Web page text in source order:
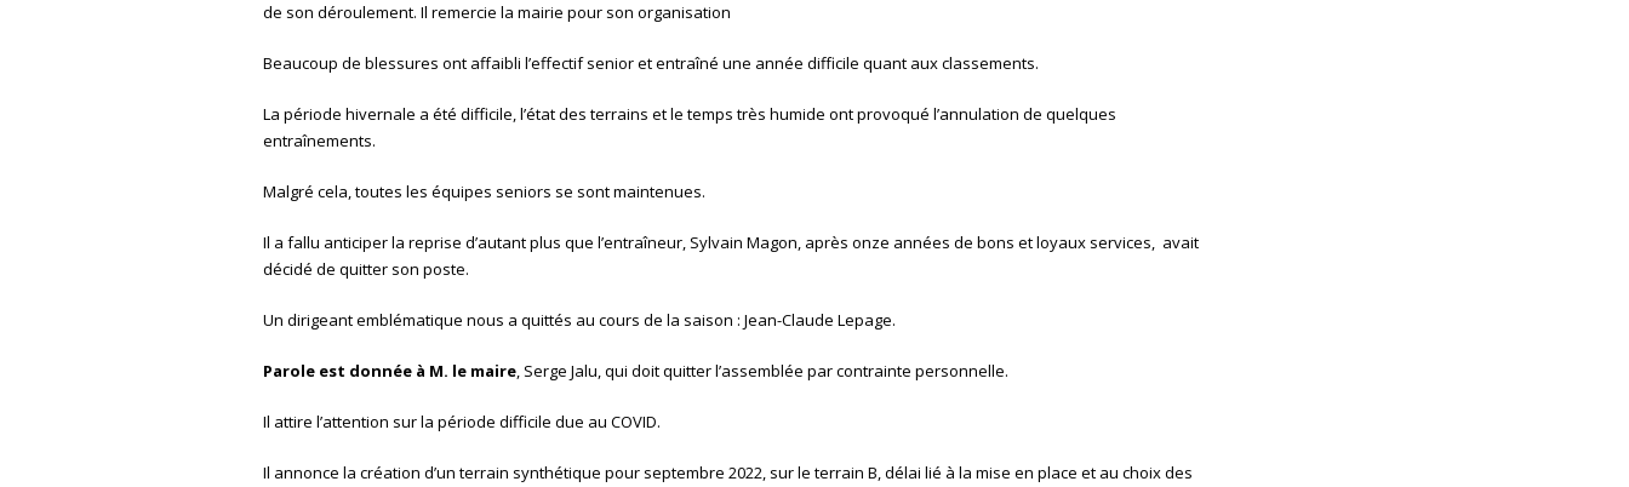
de son déroulement. Il remercie la mairie pour son organisation
Beaucoup de blessures ont affaibli l’effectif senior et entraîné une année difficile quant aux classements.
La période hivernale a été difficile, l’état des terrains et le temps très humide ont provoqué l’annulation de quelques
entraînements.
Malgré cela, toutes les équipes seniors se sont maintenues.
Il a fallu anticiper la reprise d’autant plus que l’entraîneur, Sylvain Magon, après onze années de bons et loyaux services, avait
décidé de quitter son poste.
Un dirigeant emblématique nous a quittés au cours de la saison : Jean-Claude Lepage.
Parole est donnée à M. le maire, Serge Jalu, qui doit quitter l’assemblée par contrainte personnelle.
Il attire l’attention sur la période difficile due au COVID.
Il annonce la création d’un terrain synthétique pour septembre 2022, sur le terrain B, délai lié à la mise en place et au choix des